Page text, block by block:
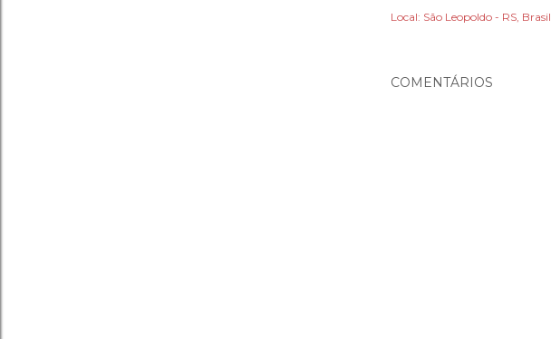
Local: São Leopoldo - RS, Brasil
COMENTÁRIOS